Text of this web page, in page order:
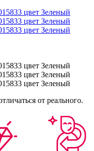
от реального.